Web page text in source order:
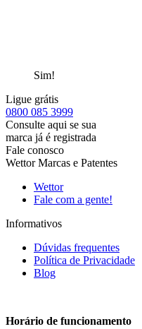
Sim!
Ligue grátis
0800 085 3999
Consulte aqui se sua
marca já é registrada
Fale conosco
Wettor Marcas e Patentes
Wettor
Fale com a gente!
Informativos
Dúvidas frequentes
Política de Privacidade
Blog
Horário de funcionamento